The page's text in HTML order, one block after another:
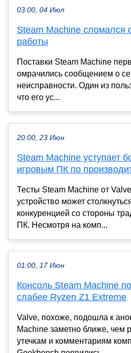
03:00, 04 Июл
Steam Machine сломался
работы
Поставки Steam Machine
омрачились сообщением о
неисправности. Один из
что его ус...
20:00, 23 Июн
Steam Machine уступает
игровым ПК по
Тесты Steam Machine от
устройство может
конкуренцией со стороны
ПК. Несмотря на комп...
01:00, 17 Июн
Консоль Steam Machine
слабее Ryzen Z1 Extreme
Valve, похоже, подошла к
Machine заметно ближе, чем
утечкам и комментариям